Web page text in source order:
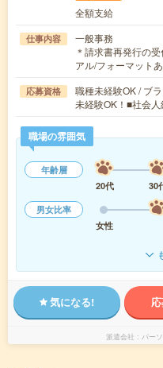
全額支給
仕事内容
一般事務
＊請求書再発行の
アル/フォーマット
応募資格
職種未経験OK / ブ
未経験OK！■社会
職場の雰囲気
年齢層
20代
30
男女比率
女性
気になる!
派遣会社 パー